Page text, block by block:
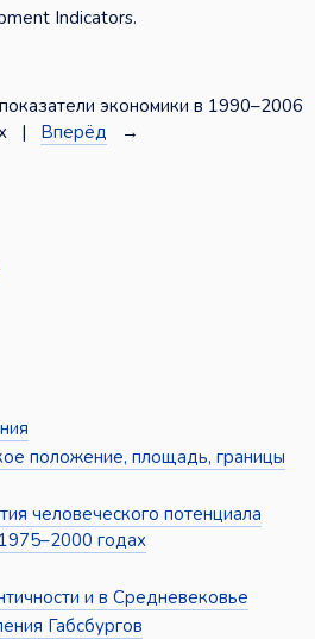
Indicators.
экономики в 1990–2006
| Вперёд →
положение, площадь, границы
человеческого потенциала
годах
и в Средневековье
Габсбургов